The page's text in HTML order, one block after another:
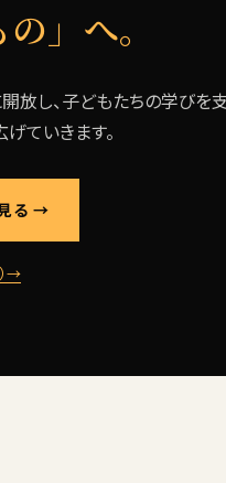
」へ。
し、子どもたちの学びを
ていきます。
る →
→